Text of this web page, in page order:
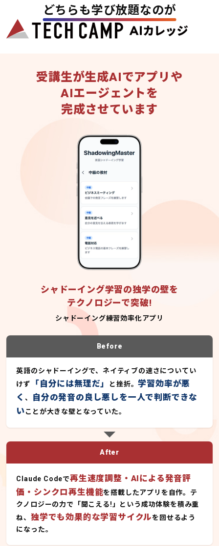
どちらも学び放題なのが
受講生が生成AIでアプリや
AIエージェントを
完成させています
シャドーイング学習の独学の壁を
テクノロジーで突破!
シャドーイング練習効率化アプリ
Before
英語のシャドーイングで、ネイティブの速さについてい
けず
「自分には無理だ」 と挫折。学習効率が悪
く、
自分の発音の良し悪しを一人で判断できな
いことが大きな壁となっていた。
After
Claude Codeで再生速度調整・AIによる発音評
価・シンクロ再生機能を搭載したアプリを自作。テ
クノロジーの力で「聞こえる!」という成功体験を積み重
ね、独学でも効果的な学習サイクルを回せるよう
になった。